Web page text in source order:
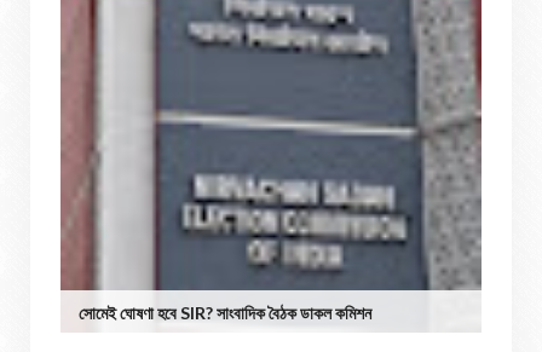
সোমেই ঘোষণা হবে SIR? সাংবাদিক বৈঠক ডাকল কমিশন